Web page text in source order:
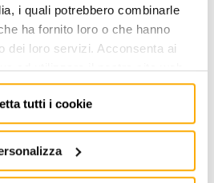
i quali potrebbero combinarle
ha fornito loro o che hanno
dei loro servizi. Acconsenta ai
ad utilizzare il nostro sito web.
tutti i cookie
AL CARRELLO
Condividi